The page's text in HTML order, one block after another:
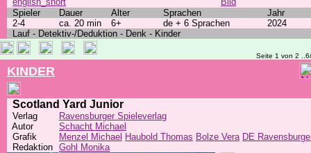
Spieler
Dauer Alter Sprachen
Jahr
2-4
ca. 20 min 6+ de + 6 Sprachen
2024
Lauf - Detektiv-/Deduktion - Denk - Kinder
Seite 1 von 2
KINDER
Scotland Yard Junior
Verlag
Ravensburger Spieleverlag
Autor
Schacht Michael
Grafik
Menzel Michael Haubold Thomas Bolze Vera DE
Redaktion Gohl Monika